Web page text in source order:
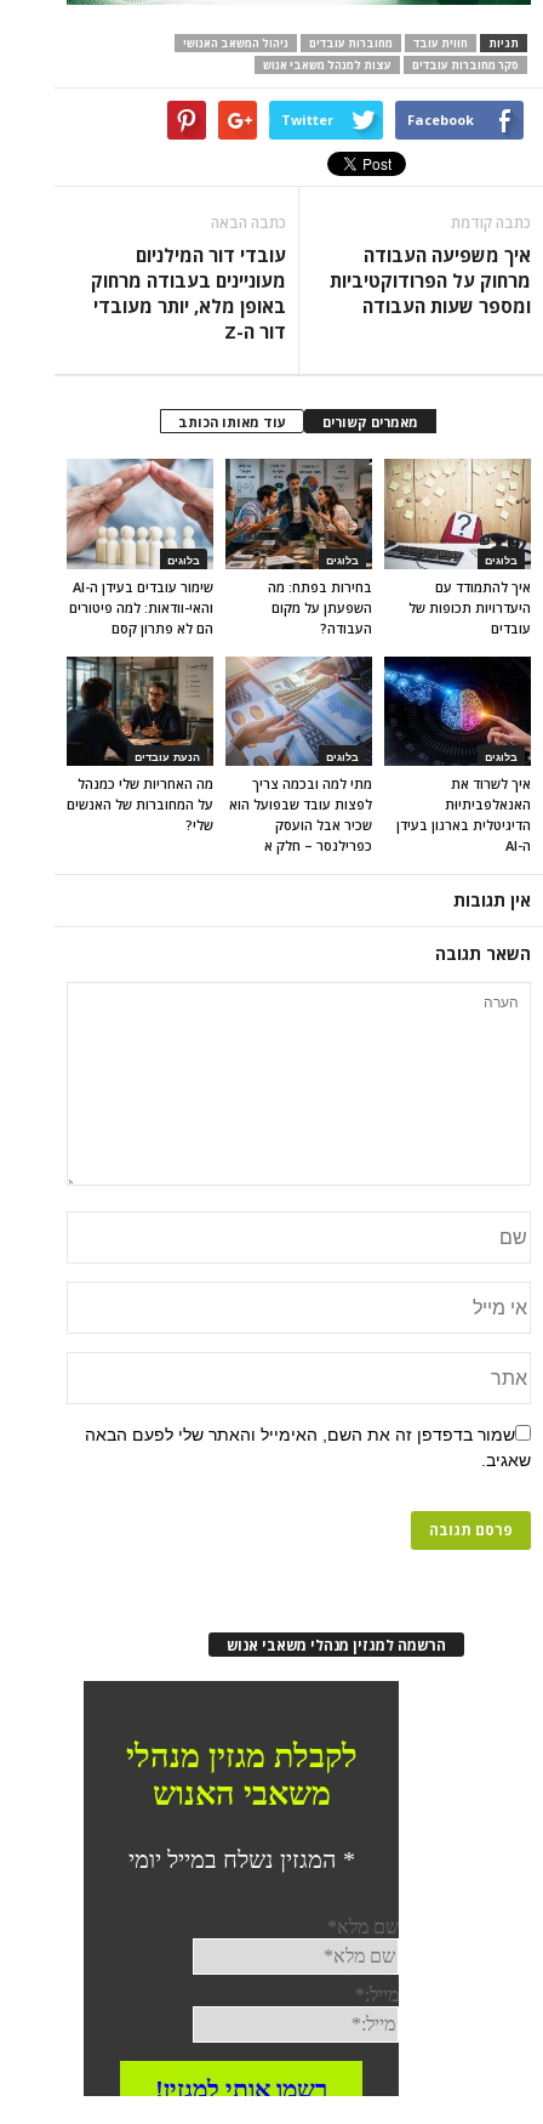
תגיות חווית עובד מחוברות עובדים
ניהול המשאב האנושי
סקר מחוברות עובדים
עצות למנהל משאבי אנוש
Facebook
Twitter
כתבה קודמת
איך משפיעה העבודה
מרחוק על הפרודוקטיביות
ומספר שעות העבודה
כתבה הבאה
עובדי דור המילניום
מעוניינים בעבודה מרחוק
באופן מלא, יותר מעובדי
דור ה-Z
מאמרים קשורים עוד מאותו הכותב
בלוגים
שימור עובדים בעידן ה-AI
והאי-וודאות: למה פיטורים
הם לא פתרון קסם
בלוגים
בחירות בפתח: מה
השפעתן על מקום
העבודה?
בלוגים
איך להתמודד עם
היעדרויות תכופות של
עובדים
הנעת עובדים
מה האחריות שלי כמנהל
על המחוברות של האנשים
שלי?
בלוגים
מתי למה ובכמה צריך
לפצות עובד שבפועל הוא
שכיר אבל הועסק
כפרילנסר – חלק א
בלוגים
איך לשרוד את
האנאלפביתיוּת
הדיגיטלית בארגון בעידן
ה-AI
אין תגובות
השאר תגובה
שמור בדפדפן זה את השם, האימייל והאתר שלי לפעם הבאה
שאגיב.
הרשמה למגזין מנהלי משאבי אנוש